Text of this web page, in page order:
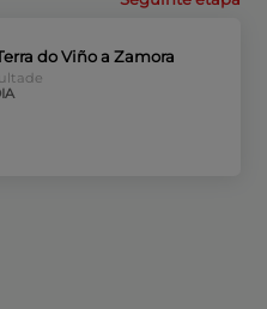
do Viño a Zamora